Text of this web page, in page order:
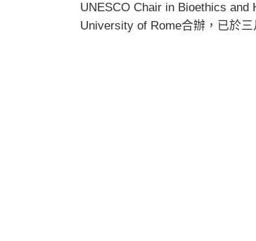
UNESCO Chair in Bioethics and
University of Rome合辦，已於